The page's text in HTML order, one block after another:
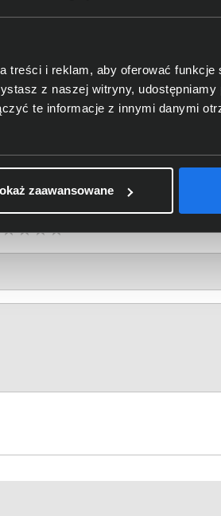
i reklam, aby oferować funkcje
z naszej witryny, udostępniamy
te informacje z innymi danymi
zaawansowane